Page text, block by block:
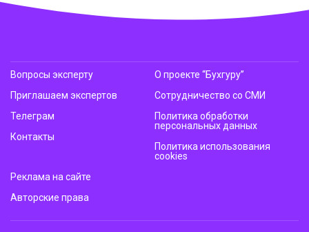
Вопросы эксперту
Приглашаем экспертов
Телеграм
Контакты
О проекте “Бухгуру”
Сотрудничество со СМИ
Политика обработки
персональных данных
Политика использования
cookies
Реклама на сайте
Авторские права